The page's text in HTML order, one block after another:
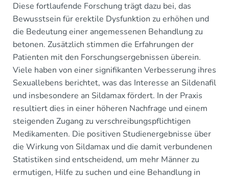
Diese fortlaufende Forschung trägt dazu bei, das
Bewusstsein für erektile Dysfunktion zu erhöhen und
die Bedeutung einer angemessenen Behandlung zu
betonen. Zusätzlich stimmen die Erfahrungen der
Patienten mit den Forschungsergebnissen überein.
Viele haben von einer signifikanten Verbesserung ihres
Sexuallebens berichtet, was das Interesse an Sildenafil
und insbesondere an Sildamax fördert. In der Praxis
resultiert dies in einer höheren Nachfrage und einem
steigenden Zugang zu verschreibungspflichtigen
Medikamenten. Die positiven Studienergebnisse über
die Wirkung von Sildamax und die damit verbundenen
Statistiken sind entscheidend, um mehr Männer zu
ermutigen, Hilfe zu suchen und eine Behandlung in